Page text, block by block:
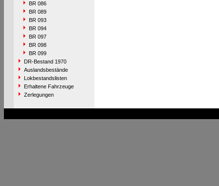
BR 086
BR 089
BR 093
BR 094
BR 097
BR 098
BR 099
DR-Bestand 1970
Auslandsbestände
Lokbestandslisten
Erhaltene Fahrzeuge
Zerlegungen